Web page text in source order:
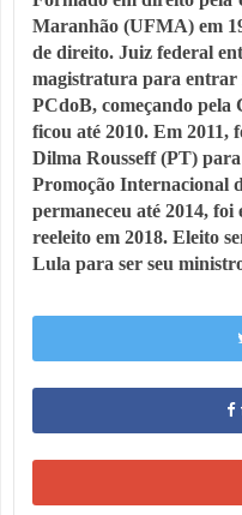
Maranhão (UFMA) em
de direito. Juiz federal
magistratura para entrar
PCdoB, começando pela
ficou até 2010. Em 2011,
Dilma Rousseff (PT)
Promoção Internacional
permaneceu até 2014, foi
reeleito em 2018. Eleito
Lula para ser seu